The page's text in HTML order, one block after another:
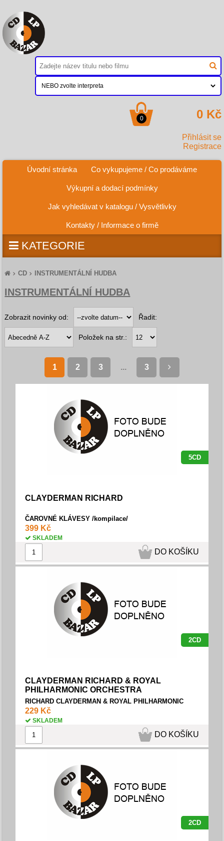
0 0 Kč
Přihlásit se
Registrace
Úvodní stránka Co vykupujeme / Co prodáváme
Výkupní a dodací podmínky
Jak vyhledávat v katalogu / Vysvětlivky
Kontakty / Informace o firmě
KATEGORIE
CD INSTRUMENTÁLNÍ HUDBA
INSTRUMENTÁLNÍ HUDBA
Zobrazit novinky od: Řadit:
Položek na str.:
1 2 3 ... 3
5CD
CLAYDERMAN RICHARD
ČAROVNÉ KLÁVESY /kompilace/
399 Kč
SKLADEM
DO KOŠÍKU
2CD
CLAYDERMAN RICHARD & ROYAL
PHILHARMONIC ORCHESTRA
RICHARD CLAYDERMAN & ROYAL PHILHARMONIC
ORCHESTRA /1985 - 1990/
229 Kč
SKLADEM
DO KOŠÍKU
2CD